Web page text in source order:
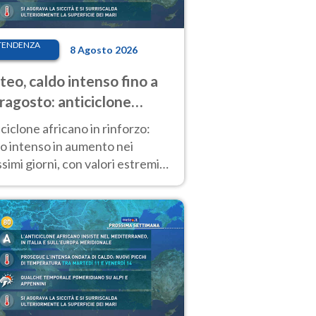
8 Agosto 2026
caldo intenso fino a
anticiclone
ancora
africano in rinforzo:
intenso in aumento nei
giorni, con valori estremi